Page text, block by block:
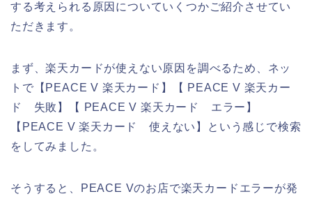
する考えられる原因についていくつかご紹介させてい
ただきます。
まず、楽天カードが使えない原因を調べるため、ネッ
トで【PEACE V 楽天カード】【 PEACE V 楽天カー
ド 失敗】【 PEACE V 楽天カード エラー】
【PEACE V 楽天カード 使えない】という感じで検索
をしてみました。
そうすると、PEACE Vのお店で楽天カードエラーが発